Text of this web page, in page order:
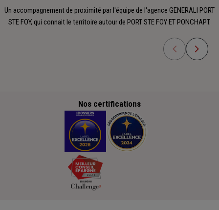
Un accompagnement de proximité par l'équipe de l'agence GENERALI PORT
STE FOY, qui connait le territoire autour de PORT STE FOY ET PONCHAPT.
Nos certifications